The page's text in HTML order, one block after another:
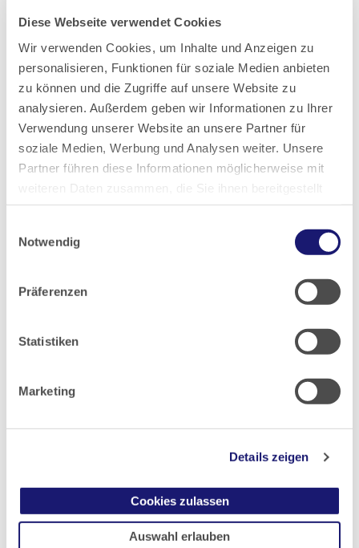
Diese Webseite verwendet Cookies
Wir verwenden Cookies, um Inhalte und Anzeigen zu
personalisieren, Funktionen für soziale Medien anbieten
zu können und die Zugriffe auf unsere Website zu
analysieren. Außerdem geben wir Informationen zu Ihrer
Verwendung unserer Website an unsere Partner für
soziale Medien, Werbung und Analysen weiter. Unsere
Partner führen diese Informationen möglicherweise mit
weiteren Daten zusammen, die Sie ihnen bereitgestellt
haben oder die sie im Rahmen Ihrer Nutzung der Dienste
Notwendig
Präferenzen
Statistiken
Marketing
Details zeigen
Cookies zulassen
Auswahl erlauben
2018
2017